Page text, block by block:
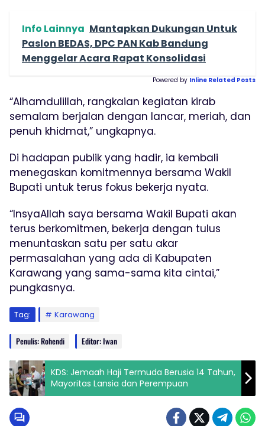
Info Lainnya Mantapkan Dukungan Untuk
Paslon BEDAS, DPC PAN Kab Bandung
Menggelar Acara Rapat Konsolidasi
Powered by Inline Related Posts
“Alhamdulillah, rangkaian kegiatan kirab
semalam berjalan dengan lancar, meriah, dan
penuh khidmat,” ungkapnya.
Di hadapan publik yang hadir, ia kembali
menegaskan komitmennya bersama Wakil
Bupati untuk terus fokus bekerja nyata.
“InsyaAllah saya bersama Wakil Bupati akan
terus berkomitmen, bekerja dengan tulus
menuntaskan satu per satu akar
permasalahan yang ada di Kabupaten
Karawang yang sama-sama kita cintai,”
pungkasnya.
Tag: Karawang
Penulis: Rohendi Editor: Iwan
KDS: Jemaah Haji Termuda Berusia 14 Tahun,
Mayoritas Lansia dan Perempuan